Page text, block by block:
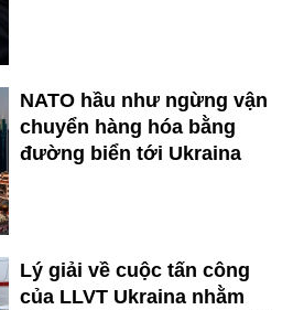
NATO hầu như ngừng vận
chuyển hàng hóa bằng
đường biển tới Ukraina
Lý giải về cuộc tấn công
của LLVT Ukraina nhằm